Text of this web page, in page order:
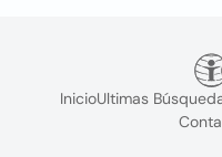
InicioUltimas